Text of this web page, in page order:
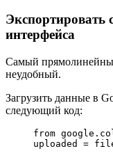
Экспортировать
интерфейса
Самый
неудобный.
Загрузить данные в
следующий код:
from
uploaded =